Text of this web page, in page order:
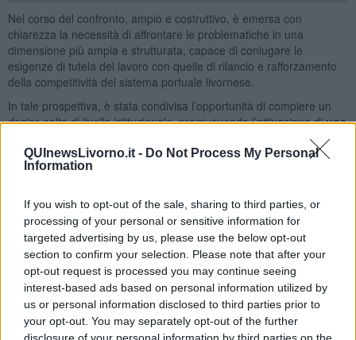
QUInewsLivorno.it - Do Not Process My Personal
Information
If you wish to opt-out of the sale, sharing to third parties, or
processing of your personal or sensitive information for
targeted advertising by us, please use the below opt-out
section to confirm your selection. Please note that after your
opt-out request is processed you may continue seeing
interest-based ads based on personal information utilized by
us or personal information disclosed to third parties prior to
your opt-out. You may separately opt-out of the further
Nel corso del confronto, ampio e costruttivo, è emersa con
chiarezza la necessità di affrontare le problematiche in una
dimensione più ampia e strutturata, capace di coniugare le
esigenze di tutela del lavoro con quelle di rilancio e rafforzamento
della competitività del sistema portuale livornese.
In tale prospettiva, è stata condivisa l’opportunità di compiere un
deciso salto di livello istituzionale, promuovendo l’attivazione diuna
cabina di regia che veda il coinvolgimento della Regione
Toscana,quale sede di confronto e impulso, all’interno della quale
potranno essere attivati, in relazione alle specifiche esigenze, gli
Alla cabina di regia saranno inoltre chiamati a partecipare, oltre ai
soggetti già intervenuti nella riunione odierna, tutte le
organizzazioni sindacali, Confindustria, le associazioni di categoria
interessate e l’Autorità di Sistema Portuale, al fine di costruire un
quadro condiviso di interventi.
Nel corso della riunione è stata inoltre fortemente sottolineata la
necessità di garantire, quale priorità assoluta, la piena tutela
del lavoro esistente, anche sotto il profilo normativo e